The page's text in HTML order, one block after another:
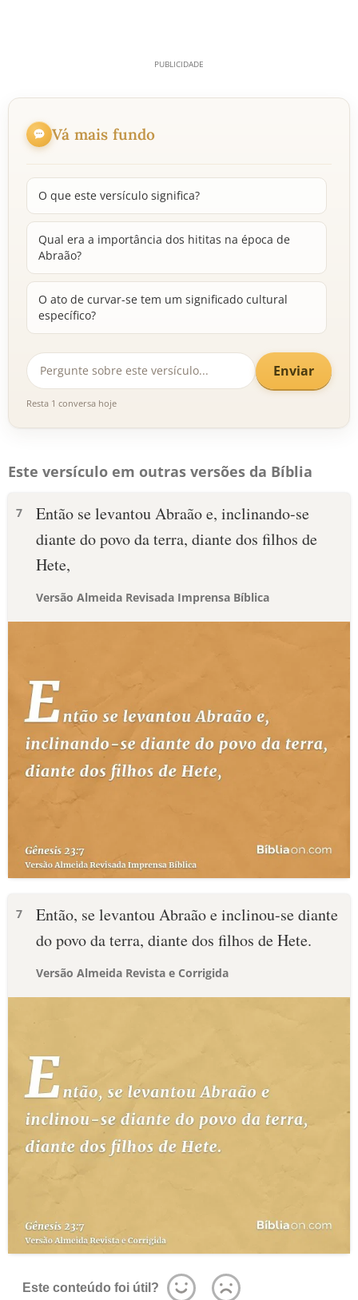
Vá mais fundo
O que este versículo significa?
Qual era a importância dos hititas na época de
Abraão?
O ato de curvar-se tem um significado cultural
específico?
Enviar
Resta 1 conversa hoje
Este versículo em outras versões da Bíblia
7
Então se levantou Abraão e, inclinando-se
diante do povo da terra, diante dos filhos de
Hete,
Versão Almeida Revisada Imprensa Bíblica
7
Então, se levantou Abraão e inclinou-se diante
do povo da terra, diante dos filhos de Hete.
Versão Almeida Revista e Corrigida
Este conteúdo foi útil?